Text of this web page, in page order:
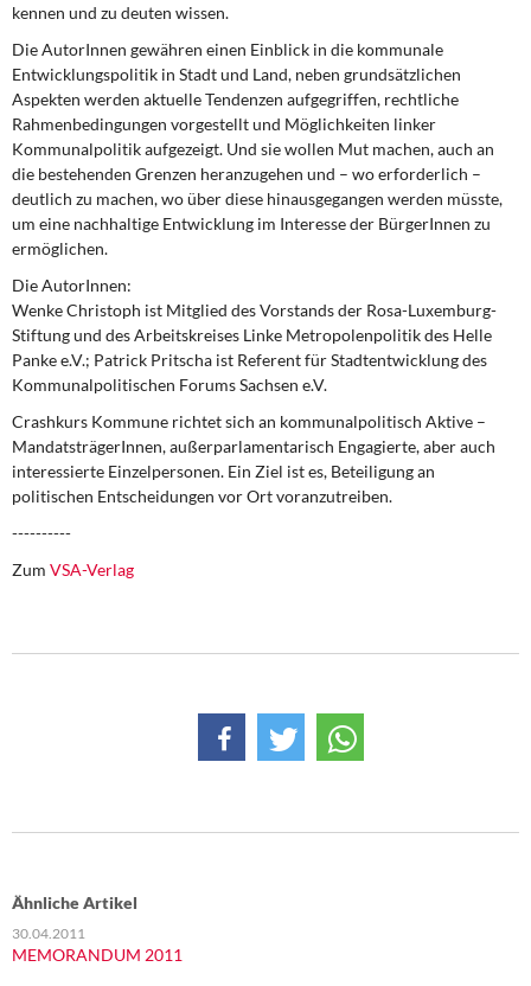
kennen und zu deuten wissen.
Die AutorInnen gewähren einen Einblick in die kommunale
Entwicklungspolitik in Stadt und Land, neben grundsätzlichen
Aspekten werden aktuelle Tendenzen aufgegriffen, rechtliche
Rahmenbedingungen vorgestellt und Möglichkeiten linker
Kommunalpolitik aufgezeigt. Und sie wollen Mut machen, auch an
die bestehenden Grenzen heranzugehen und – wo erforderlich –
deutlich zu machen, wo über diese hinausgegangen werden müsste,
um eine nachhaltige Entwicklung im Interesse der BürgerInnen zu
ermöglichen.
Die AutorInnen:
Wenke Christoph ist Mitglied des Vorstands der Rosa-Luxemburg-
Stiftung und des Arbeitskreises Linke Metropolenpolitik des Helle
Panke e.V.; Patrick Pritscha ist Referent für Stadtentwicklung des
Kommunalpolitischen Forums Sachsen e.V.
Crashkurs Kommune richtet sich an kommunalpolitisch Aktive –
MandatsträgerInnen, außerparlamentarisch Engagierte, aber auch
interessierte Einzelpersonen. Ein Ziel ist es, Beteiligung an
politischen Entscheidungen vor Ort voranzutreiben.
----------
Zum VSA-Verlag
Ähnliche Artikel
30.04.2011
MEMORANDUM 2011